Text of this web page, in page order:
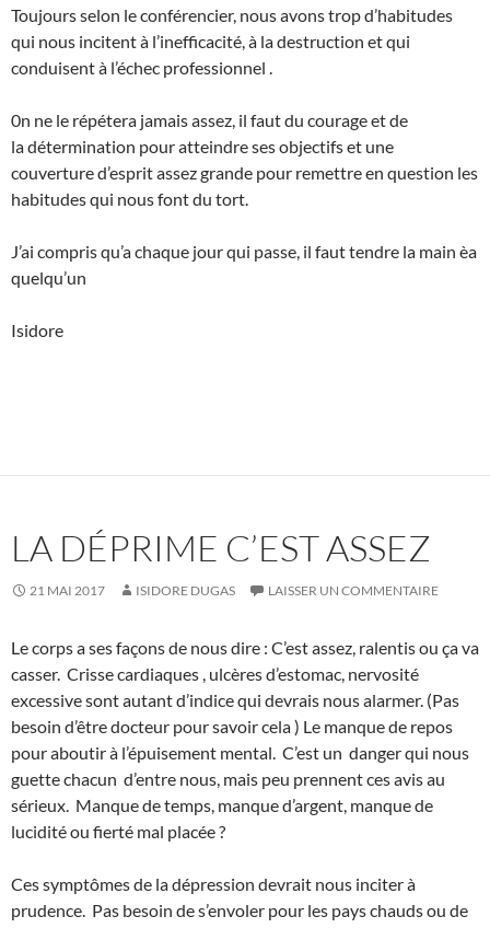
Toujours selon le conférencier, nous avons trop d’habitudes
qui nous incitent à l’inefficacité, à la destruction et qui
conduisent à l’échec professionnel .
0n ne le répétera jamais assez, il faut du courage et de
la détermination pour atteindre ses objectifs et une
couverture d’esprit assez grande pour remettre en question les
habitudes qui nous font du tort.
J’ai compris qu’a chaque jour qui passe, il faut tendre la main èa
quelqu’un
Isidore
LA DÉPRIME C’EST ASSEZ
21 MAI 2017 ISIDORE DUGAS LAISSER UN COMMENTAIRE
Le corps a ses façons de nous dire : C’est assez, ralentis ou ça va
casser. Crisse cardiaques , ulcères d’estomac, nervosité
excessive sont autant d’indice qui devrais nous alarmer. (Pas
besoin d’être docteur pour savoir cela ) Le manque de repos
pour aboutir à l’épuisement mental. C’est un danger qui nous
guette chacun d’entre nous, mais peu prennent ces avis au
sérieux. Manque de temps, manque d’argent, manque de
lucidité ou fierté mal placée ?
Ces symptômes de la dépression devrait nous inciter à
prudence. Pas besoin de s’envoler pour les pays chauds ou de